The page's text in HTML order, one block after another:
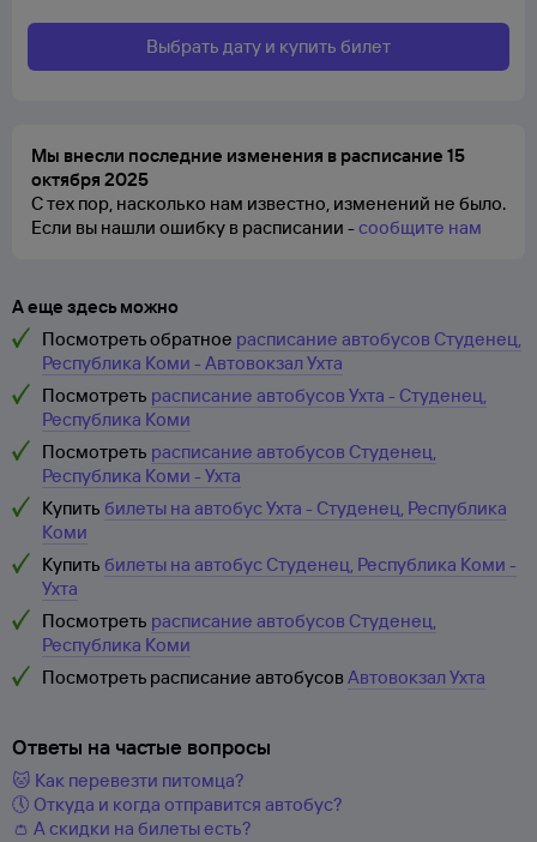
Выбрать дату и купить билет
Мы внесли последние изменения в расписание 15
октября 2025
С тех пор, насколько нам известно, изменений не было.
Если вы нашли ошибку в расписании -сообщите нам
А еще здесь можно
Посмотреть обратное расписание автобусов Студенец,
Республика Коми - Автовокзал Ухта
Посмотреть расписание автобусов Ухта - Студенец,
Республика Коми
Посмотреть расписание автобусов Студенец,
Республика Коми - Ухта
Купить билеты на автобус Ухта - Студенец, Республика
Коми
Купить билеты на автобус Студенец, Республика Коми -
Ухта
Посмотреть расписание автобусов Студенец,
Республика Коми
Посмотреть расписание автобусовАвтовокзал Ухта
Ответы на частые вопросы
🐱 Как перевезти питомца?
🕔 Откуда и когда отправится автобус?
👛 А скидки на билеты есть?